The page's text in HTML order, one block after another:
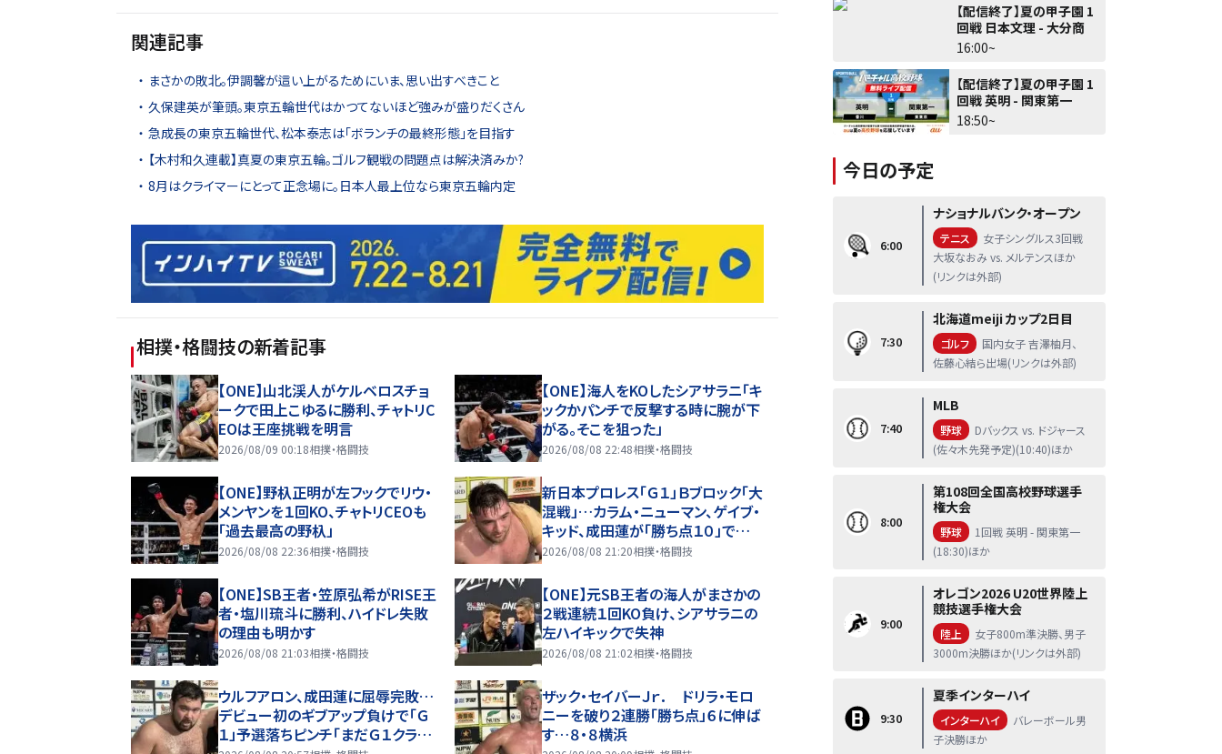
関連記事
まさかの敗北。伊調馨が這い上がるためにいま、思い出すべきこと
久保建英が筆頭。東京五輪世代はかつてないほど強みが盛りだくさん
急成長の東京五輪世代、松本泰志は「ボランチの最終形態」を目指す
【木村和久連載】真夏の東京五輪。ゴルフ観戦の問題点は解決済みか?
8月はクライマーにとって正念場に。日本人最上位なら東京五輪内定
相撲・格闘技の新着記事
【ONE】山北渓人がケルベロスチョ
ークで田上こゆるに勝利、チャトリC
EOは王座挑戦を明言
2026/08/09 00:18相撲・格闘技
【ONE】海人をKOしたシアサラニ「キ
ックかパンチで反撃する時に腕が下
がる。そこを狙った」
2026/08/08 22:48相撲・格闘技
【ONE】野杁正明が左フックでリウ・
メンヤンを１回KO、チャトリCEOも
「過去最高の野杁」
2026/08/08 22:36相撲・格闘技
新日本プロレス「Ｇ１」Ｂブロック「大
混戦」…カラム・ニューマン、ゲイブ・
キッド、成田蓮が「勝ち点１０」で首
位タイ…８・８横浜全成績
2026/08/08 21:20相撲・格闘技
【ONE】SB王者・笠原弘希がRISE王
者・塩川琉斗に勝利、ハイドレ失敗
の理由も明かす
2026/08/08 21:03相撲・格闘技
【ONE】元SB王者の海人がまさかの
２戦連続１回KO負け、シアサラニの
左ハイキックで失神
2026/08/08 21:02相撲・格闘技
ウルフアロン、成田蓮に屈辱完敗…
デビュー初のギブアップ負けで「Ｇ
１」予選落ちピンチ「まだＧ１クライ
ザック・セイバーＪｒ． ドリラ・モロ
ニーを破り２連勝「勝ち点」６に伸ば
す…８・８横浜
【配信終了】夏の甲子園 1
回戦 日本文理 - 大分商
16:00~
【配信終了】夏の甲子園 1
回戦 英明 - 関東第一
18:50~
今日の予定
6:00
ナショナルバンク・オープン
テニス
女子シングルス3回戦
大坂なおみ vs. メルテンスほか
(リンクは外部)
7:30
北海道meiji カップ2日目
ゴルフ
国内女子 吉澤柚月、
佐藤心結ら出場(リンクは外部)
7:40
MLB
野球
Dバックス vs. ドジャース
(佐々木先発予定)(10:40)ほか
8:00
第108回全国高校野球選手
権大会
野球
1回戦 英明 - 関東第一
(18:30)ほか
9:00
オレゴン2026 U20世界陸上
競技選手権大会
陸上
女子800m準決勝、男子
3000m決勝ほか(リンクは外部)
9:30
夏季インターハイ
インターハイ
バレーボール男
子決勝ほか